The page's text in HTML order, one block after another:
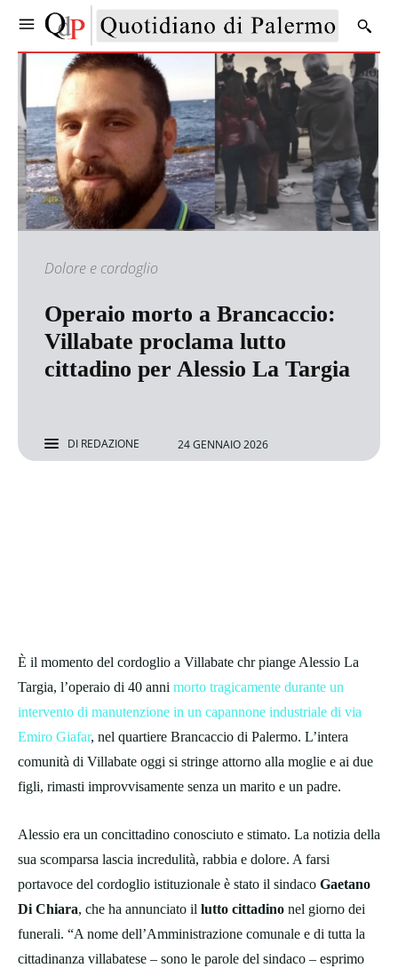
Dolore e cordoglio
Operaio morto a Brancaccio:
Villabate proclama lutto
cittadino per Alessio La Targia
DI REDAZIONE 24 GENNAIO 2026
È il momento del cordoglio a Villabate chr piange Alessio La
Targia, l’operaio di 40 anni morto tragicamente durante un
intervento di manutenzione in un capannone industriale di via
Emiro Giafar, nel quartiere Brancaccio di Palermo. L’intera
comunità di Villabate oggi si stringe attorno alla moglie e ai due
figli, rimasti improvvisamente senza un marito e un padre.
Alessio era un concittadino conosciuto e stimato. La notizia della
sua scomparsa lascia incredulità, rabbia e dolore. A farsi
portavoce del cordoglio istituzionale è stato il sindaco Gaetano
Di Chiara, che ha annunciato il lutto cittadino nel giorno dei
funerali. “A nome dell’Amministrazione comunale e di tutta la
cittadinanza villabatese – sono le parole del sindaco – esprimo